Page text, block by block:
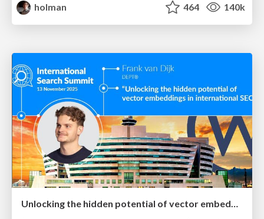
holman
464 140k
Unlocking the hidden potential of vector embeddings in international SEO